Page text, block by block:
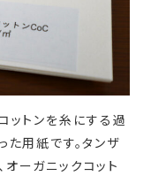
ットンを糸にする過
た用紙です。タンザ
ーガニックコット